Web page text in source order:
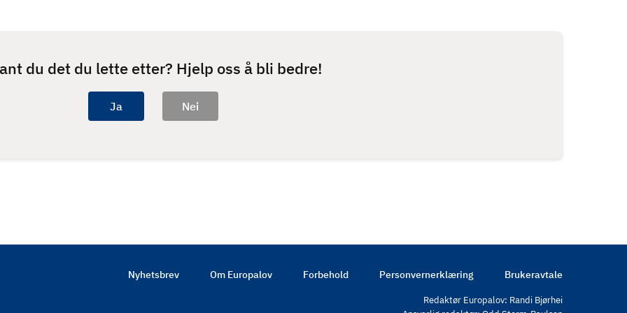
du det du lette etter? Hjelp oss å bli bedre!
Nyhetsbrev Om Europalov Forbehold Personvernerklæring Brukeravtale
Redaktør Europalov: Randi Bjørhei